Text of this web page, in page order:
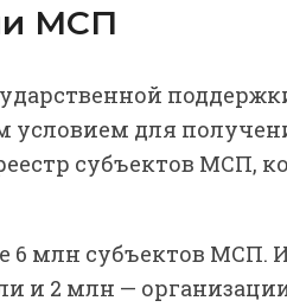
МСП
условием для
субъектов МСП,
6 млн субъектов МСП.
и 2 млн —